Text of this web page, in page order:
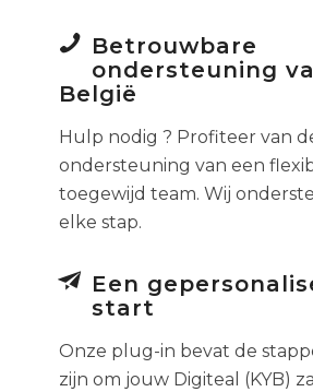
Betrouwbare
ondersteuning
België
Hulp nodig ? Profiteer van
ondersteuning van een
toegewijd team. Wij
elke stap.
Een
start
Onze plug-in bevat de
zijn om jouw Digiteal (KYB)